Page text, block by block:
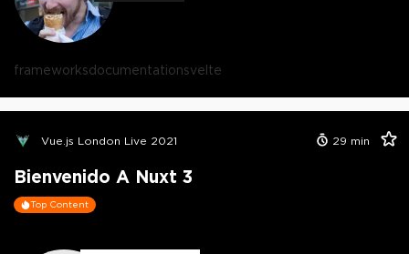
frameworksdocumentationsvelte
Vue.js London Live 2021 29 min
Bienvenido A Nuxt 3
Top Content